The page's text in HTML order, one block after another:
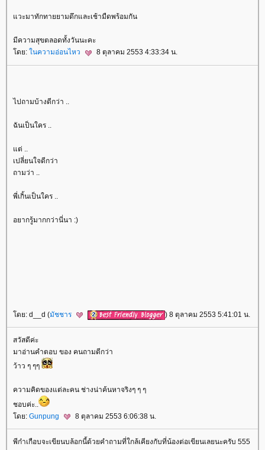
วะมาทักทายยามดึกและเช้ามืดพร้อมกัน
มีความสุขตลอดทั้งวันนะคะ
ดย: นความอ่อนไหว 8 ตุลาคม 2553 4:33:34 น.
ไปถามบ้างดีกว่า ..
ฉันเป็นใคร ..
ต่ ..
เปลี่ยนใจดีกว่า
ถามว่า ..
พี่เกิ้นเป็นใคร ..
อยากรู้มากกว่านี่นา :)
ดย: d__d (มัชชาร ) 8 ตุลาคม 2553 5:41:01 น.
สวัสดีค่ะ
มาอ่านคำตอบ ของ คนถามดีกว่า
ว้าว ๆ ๆๆ
ความคิดของแต่ละคน ช่างน่าค้นหาจริงๆ ๆ ๆ
ชอบค่ะ..
ดย: Gunpung 8 ตุลาคม 2553 6:06:38 น.
พีก๋าเกือบจะเขียนบล้อกนี้ด้วยคำถามที่ใกล้เคียงกับที่น้องต่อเขียนเลยนะครับ 555